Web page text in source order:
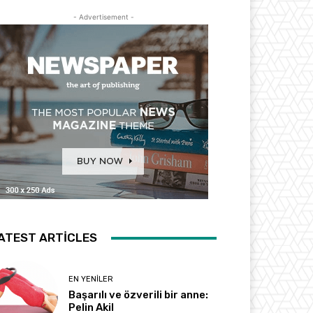
- Advertisement -
ARTICLES
EN YENILER
Başarılı ve özverili bir anne:
Pelin Akil